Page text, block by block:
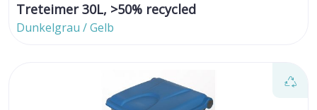
Treteimer 30L, >50% recycled
Dunkelgrau / Gelb